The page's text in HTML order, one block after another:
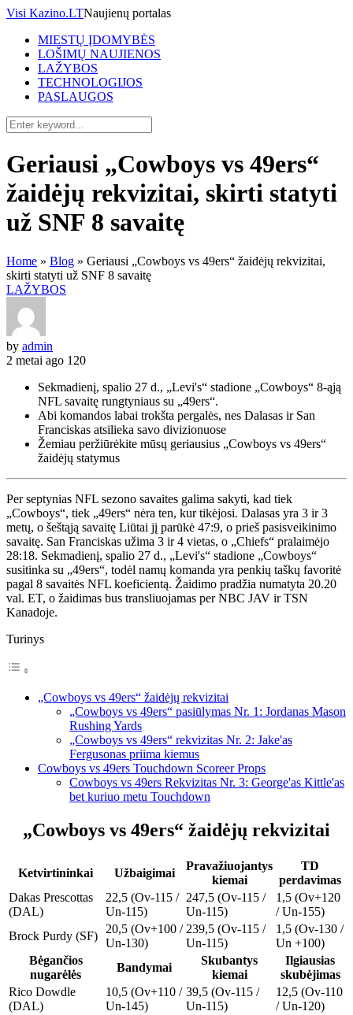
Visi Kazino.LTNaujienų portalas
MIESTŲ ĮDOMYBĖS
LOŠIMŲ NAUJIENOS
LAŽYBOS
TECHNOLOGIJOS
PASLAUGOS
Geriausi „Cowboys vs 49ers“
žaidėjų rekvizitai, skirti statyti
už SNF 8 savaitę
Home » Blog » Geriausi „Cowboys vs 49ers“ žaidėjų rekvizitai,
skirti statyti už SNF 8 savaitę
LAŽYBOS
by admin
2 metai ago 120
Sekmadienį, spalio 27 d., „Levi's“ stadione „Cowboys“ 8-ąją
NFL savaitę rungtyniaus su „49ers“.
Abi komandos labai trokšta pergalės, nes Dalasas ir San
Franciskas atsilieka savo divizionuose
Žemiau peržiūrėkite mūsų geriausius „Cowboys vs 49ers“
žaidėjų statymus
Per septynias NFL sezono savaites galima sakyti, kad tiek
„Cowboys“, tiek „49ers“ nėra ten, kur tikėjosi. Dalasas yra 3 ir 3
metų, o šeštąją savaitę Liūtai jį parūkė 47:9, o prieš pasisveikinimo
savaitę. San Franciskas užima 3 ir 4 vietas, o „Chiefs“ pralaimėjo
28:18. Sekmadienį, spalio 27 d., „Levi's“ stadione „Cowboys“
susitinka su „49ers“, todėl namų komanda yra penkių taškų favoritė
pagal 8 savaitės NFL koeficientą. Žaidimo pradžia numatyta 20.20
val. ET, o žaidimas bus transliuojamas per NBC JAV ir TSN
Kanadoje.
Turinys
„Cowboys vs 49ers“ žaidėjų rekvizitai
„Cowboys vs 49ers“ pasiūlymas Nr. 1: Jordanas Mason
Rushing Yards
„Cowboys vs 49ers“ rekvizitas Nr. 2: Jake'as
Fergusonas priima kiemus
Cowboys vs 49ers Touchdown Scoreer Props
Cowboys vs 49ers Rekvizitas Nr. 3: George'as Kittle'as
bet kuriuo metu Touchdown
„Cowboys vs 49ers“ žaidėjų rekvizitai
Ketvirtininkai Užbaigimai
Pravažiuojantys
kiemai
TD
perdavimas
Dakas Prescottas
(DAL)
22,5 (Ov-115 /
Un-115)
247,5 (Ov-115 /
Un-115)
1,5 (Ov+120
/ Un-155)
Brock Purdy (SF)
20,5 (Ov+100 /
Un-130)
239,5 (Ov-115 /
Un-115)
1,5 (Ov-130 /
Un +100)
Bėgančios
nugarėlės
Bandymai
Skubantys
kiemai
Ilgiausias
skubėjimas
Rico Dowdle
(DAL)
10,5 (Ov+110 /
Un-145)
39,5 (Ov-115 /
Un-115)
12,5 (Ov-110
/ Un-120)